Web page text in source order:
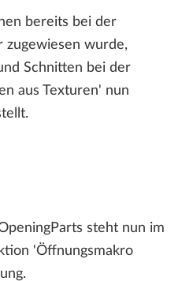
bereits bei der
zugewiesen wurde,
Schnitten bei der
aus Texturen' nun
steht nun im
'Öffnungsmakro